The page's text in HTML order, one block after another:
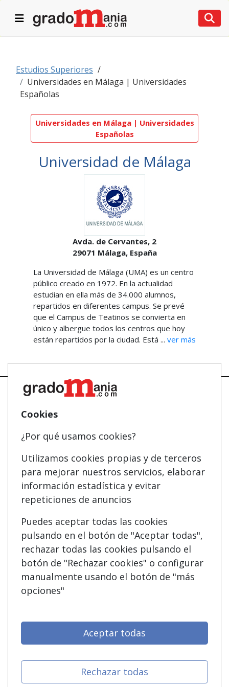
Desplegar navegación
Estudios Superiores
Universidades en Málaga | Universidades
Españolas
Universidades en Málaga | Universidades
Españolas
Universidad de Málaga
Avda. de Cervantes, 2
29071 Málaga, España
La Universidad de Málaga (UMA) es un centro
público creado en 1972. En la actualidad
estudian en ella más de 34.000 alumnos,
repartidos en diferentes campus. Se prevé
que el Campus de Teatinos se convierta en
único y albergue todos los centros que hoy
están repartidos por la ciudad. Está ... ver más
Mapa
Quienes somos
Tarifas publicidad
Acceso Usuarios
Cursos FP
Conferencias
Cursos de Formación
Oposiciones
Contactar
Confidencialidad
Copyleft
SÍGUENOS EN:
Grupo formazion:
Cookies
¿Por qué usamos cookies?
Utilizamos cookies propias y de terceros
para mejorar nuestros servicios, elaborar
información estadística y evitar
repeticiones de anuncios
Puedes aceptar todas las cookies
pulsando en el botón de "Aceptar todas",
rechazar todas las cookies pulsando el
botón de "Rechazar cookies" o configurar
manualmente usando el botón de "más
opciones"
Rechazar todas
Aceptar todas